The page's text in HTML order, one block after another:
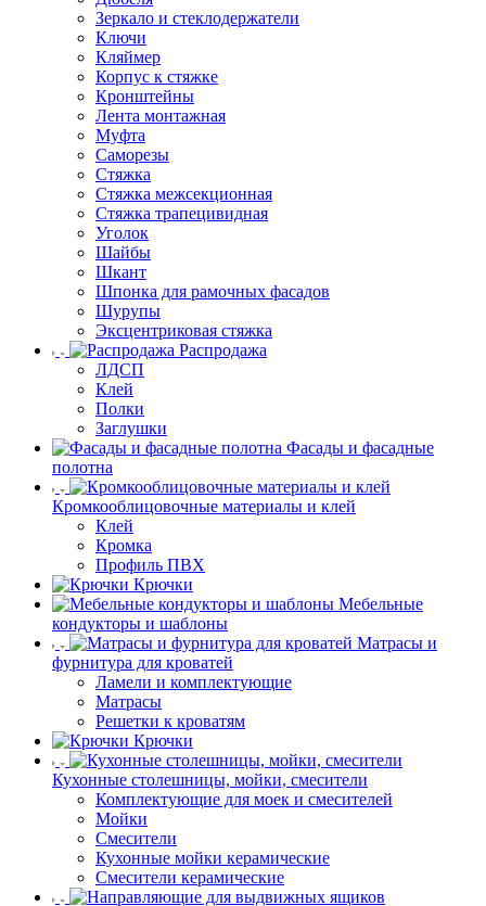
Зеркало и стеклодержатели
Ключи
Кляймер
Корпус к стяжке
Кронштейны
Лента монтажная
Муфта
Саморезы
Стяжка
Стяжка межсекционная
Стяжка трапецивидная
Уголок
Шайбы
Шкант
Шпонка для рамочных фасадов
Шурупы
Эксцентриковая стяжка
Распродажа
ЛДСП
Клей
Полки
Заглушки
Фасады и фасадные
полотна
Кромкооблицовочные материалы и клей
Клей
Кромка
Профиль ПВХ
Крючки
Мебельные
кондукторы и шаблоны
Матрасы и
фурнитура для кроватей
Ламели и комплектующие
Матрасы
Решетки к кроватям
Крючки
Кухонные столешницы, мойки, смесители
Комплектующие для моек и смесителей
Мойки
Смесители
Кухонные мойки керамические
Смесители керамические